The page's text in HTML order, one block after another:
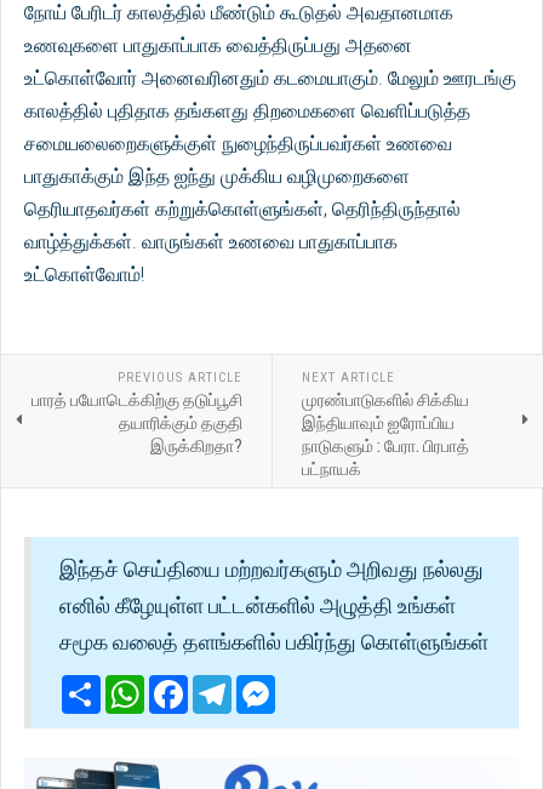
நோய் பேரிடர் காலத்தில் மீண்டும் கூடுதல் அவதானமாக
உணவுகளை பாதுகாப்பாக வைத்திருப்பது அதனை
உட்கொள்வோர் அனைவரினதும் கடமையாகும். மேலும் ஊரடங்கு
காலத்தில் புதிதாக தங்களது திறமைகளை வெளிப்படுத்த
சமையலைறைகளுக்குள் நுழைந்திருப்பவர்கள் உணவை
பாதுகாக்கும் இந்த ஐந்து முக்கிய வழிமுறைகளை
தெரியாதவர்கள் கற்றுக்கொள்ளுங்கள், தெரிந்திருந்தால்
வாழ்த்துக்கள். வாருங்கள் உணவை பாதுகாப்பாக
உட்கொள்வோம்!
PREVIOUS ARTICLE
பாரத் பயோடெக்கிற்கு தடுப்பூசி
தயாரிக்கும் தகுதி
இருக்கிறதா?
NEXT ARTICLE
முரண்பாடுகளில் சிக்கிய
இந்தியாவும் ஐரோப்பிய
நாடுகளும் : பேரா. பிரபாத்
பட்நாயக்
இந்தச் செய்தியை மற்றவர்களும் அறிவது நல்லது
எனில் கீழேயுள்ள பட்டன்களில் அழுத்தி உங்கள்
சமூக வலைத் தளங்களில் பகிர்ந்து கொள்ளுங்கள்
ShareWhatsApp
Facebook
Telegram